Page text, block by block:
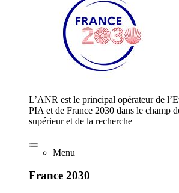
L’ANR est le principal opérateur de
PIA et de France 2030 dans le champ
supérieur et de la recherche
Menu
France 2030